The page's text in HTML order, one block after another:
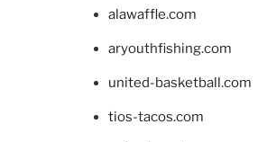
alawaffle.com
aryouthfishing.com
united-basketball.com
tios-tacos.com